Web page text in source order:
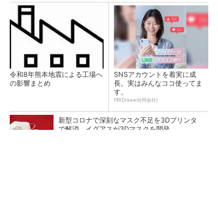
令和8年熊本地震による工場へ
の影響まとめ
SNSアカウントを着実に成
長。実はみんなココ使ってま
す。
PR(Dreaw合同会社)
新型コロナで深刻なマスク不足を3Dプリンタ
で解消、イグアスが3Dマスクを開発